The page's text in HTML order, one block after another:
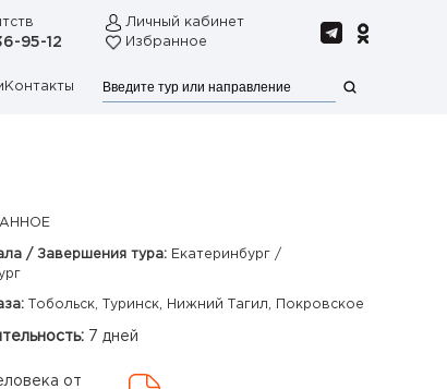
95-12
Личный кабинет
Избранное
Контакты
/ Завершения тура: Екатеринбург /
Тобольск, Туринск, Нижний Тагил, Покровское
7 дней
от